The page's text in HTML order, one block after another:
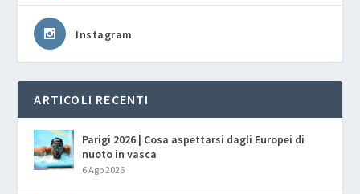
Instagram
ARTICOLI RECENTI
Parigi 2026 | Cosa aspettarsi dagli Europei di
nuoto in vasca
6 Ago 2026